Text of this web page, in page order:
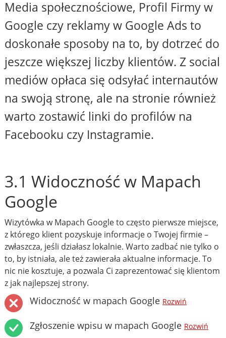
Media społecznościowe, Profil Firmy w
Google czy reklamy w Google Ads to
doskonałe sposoby na to, by dotrzeć do
jeszcze większej liczby klientów. Z social
mediów opłaca się odsyłać internautów
na swoją stronę, ale na stronie również
warto zostawić linki do profilów na
Facebooku czy Instagramie.
3.1 Widoczność w Mapach
Google
Wizytówka w Mapach Google to często pierwsze miejsce,
z którego klient pozyskuje informacje o Twojej firmie –
zwłaszcza, jeśli działasz lokalnie. Warto zadbać nie tylko o
to, by istniała, ale też zawierała aktualne informacje. To
nic nie kosztuje, a pozwala Ci zaprezentować się klientom
z jak najlepszej strony.
Widoczność w mapach Google Rozwiń
Zgłoszenie wpisu w mapach Google Rozwiń